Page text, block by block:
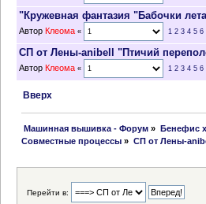
"Кружевная фантазия "Бабочки
Автор Клеома « 1 2 3 4 5 6
СП от Лены-anibell "Птичий
Автор Клеома « 1 2 3 4 5 6
Вверх
Машинная вышивка - Форум » Бенефис
Совместные процессы » СП от Лены-
Перейти в: